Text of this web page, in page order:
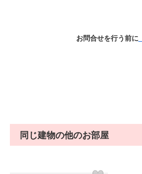
お問合せを行う前に
同じ建物の他のお部屋